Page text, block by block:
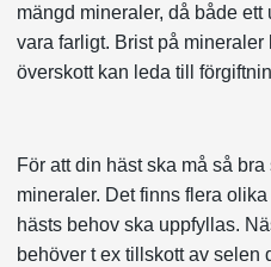
mängd mineraler, då både
vara farligt. Brist på
överskott kan leda till
För att din häst ska må så
mineraler. Det finns flera
hästs behov ska uppfyllas.
behöver t ex tillskott av selen